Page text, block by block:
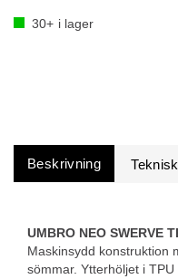
30+ i lager
Beskrivning
UMBRO NEO SWERVE
Maskinsydd konstruktion
sömmar. Ytterhöljet i